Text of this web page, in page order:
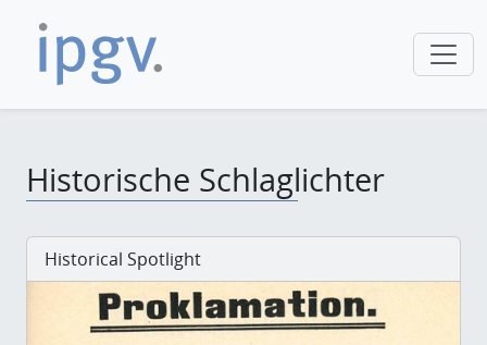
Historische Schlaglichter
Historical Spotlight